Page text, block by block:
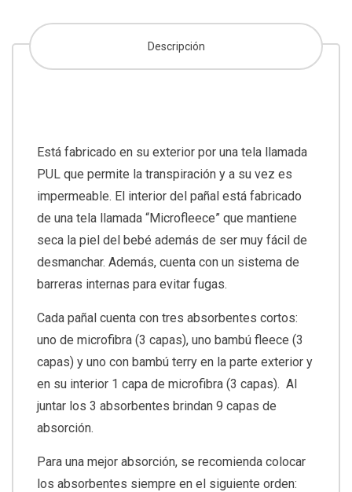
Descripción
Está fabricado en su exterior por una tela llamada
PUL que permite la transpiración y a su vez es
impermeable. El interior del pañal está fabricado
de una tela llamada “Microfleece” que mantiene
seca la piel del bebé además de ser muy fácil de
desmanchar. Además, cuenta con un sistema de
barreras internas para evitar fugas.
Cada pañal cuenta con tres absorbentes cortos:
uno de microfibra (3 capas), uno bambú fleece (3
capas) y uno con bambú terry en la parte exterior y
en su interior 1 capa de microfibra (3 capas). Al
juntar los 3 absorbentes brindan 9 capas de
absorción.
Para una mejor absorción, se recomienda colocar
los absorbentes siempre en el siguiente orden: